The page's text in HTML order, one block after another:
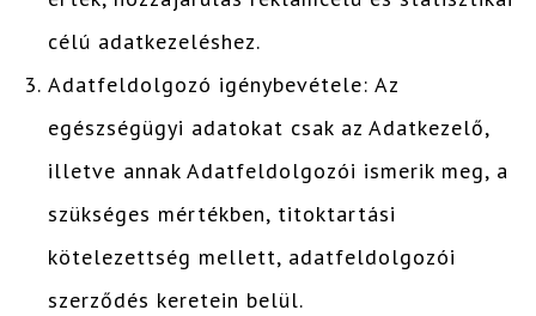
célú adatkezeléshez.
Adatfeldolgozó igénybevétele: Az
egészségügyi adatokat csak az Adatkezelő,
illetve annak Adatfeldolgozói ismerik meg, a
szükséges mértékben, titoktartási
kötelezettség mellett, adatfeldolgozói
szerződés keretein belül.